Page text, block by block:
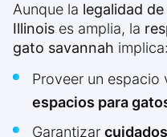
Aunque la legalidad
Illinois es amplia, la
gato savannah implica:
Proveer un espacio
espacios para
Garantizar